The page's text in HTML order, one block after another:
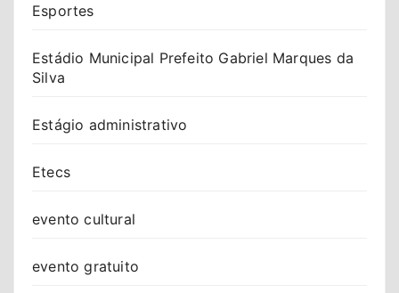
Esportes
Estádio Municipal Prefeito Gabriel Marques da
Silva
Estágio administrativo
Etecs
evento cultural
evento gratuito